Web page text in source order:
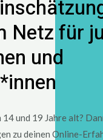
Netz für
und
14 und 19 Jahre alt?
zu deinen Online-